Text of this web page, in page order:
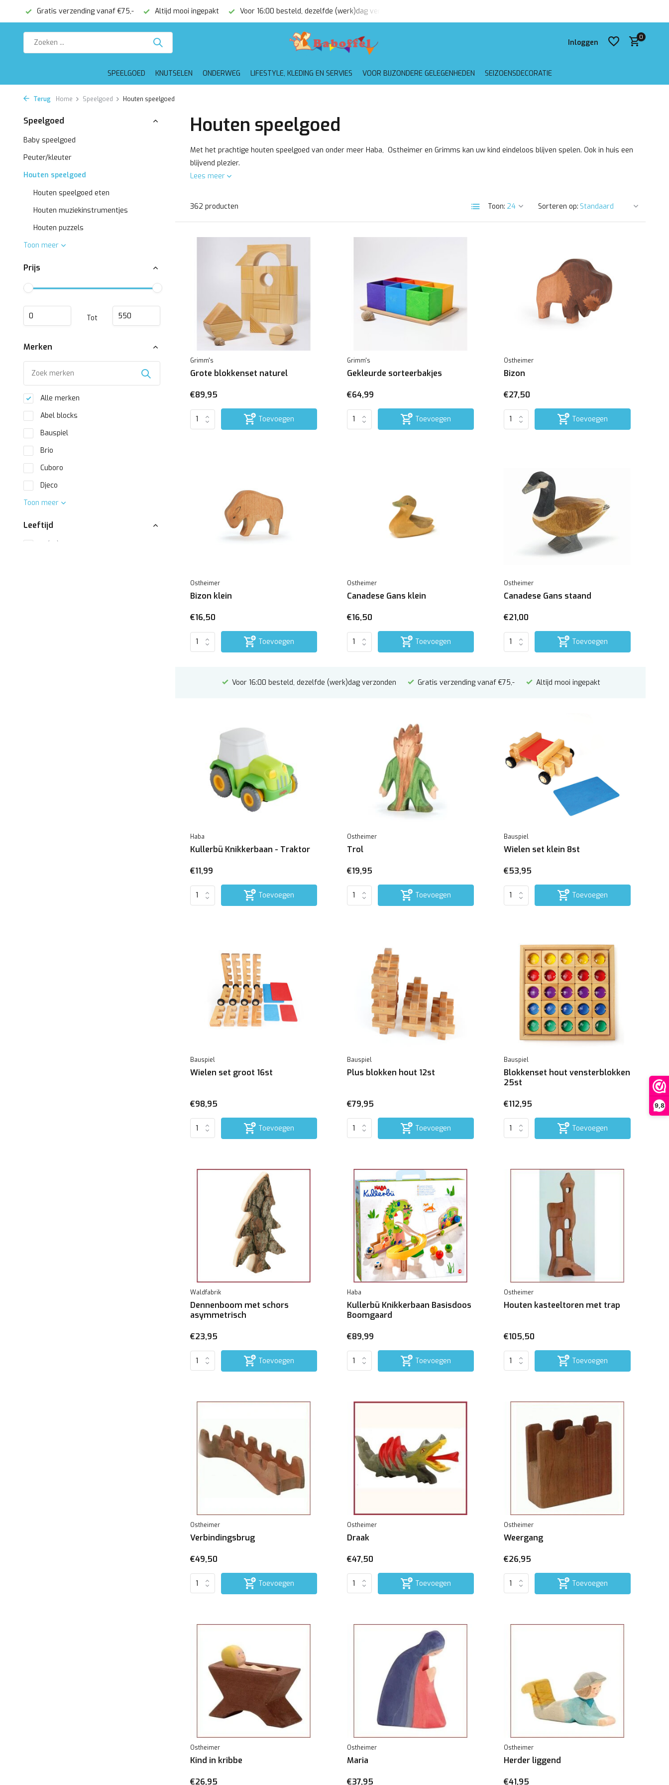
9,8
Altijd mooi ingepakt Voor 16:00 besteld, dezelfde (werk)dag verzonden Gratis verzending vanaf €75,-
Inloggen
0
SPEELGOED KNUTSELEN ONDERWEG LIFESTYLE, KLEDING EN SERVIES VOOR BIJZONDERE GELEGENHEDEN SEIZOENSDECORATIE
Terug Home Speelgoed Houten speelgoed
Speelgoed
Baby speelgoed
Peuter/kleuter
Houten speelgoed
Houten speelgoed eten
Houten muziekinstrumentjes
Houten puzzels
Toon meer
Prijs
Tot
Merken
Alle merken
Abel blocks
Bauspiel
Brio
Cuboro
Djeco
Toon meer
Leeftijd
(12)
Houten speelgoed
Met het prachtige houten speelgoed van onder meer Haba, Ostheimer en Grimms kan uw kind eindeloos blijven spelen. Ook in huis een
blijvend plezier.
Lees meer
362 producten Toon: Sorteren op:
Grimm's
Grote blokkenset naturel
€89,95
Toevoegen
Grimm's
Gekleurde sorteerbakjes
€64,99
Toevoegen
Ostheimer
Bizon
€27,50
Toevoegen
Ostheimer
Bizon klein
€16,50
Toevoegen
Ostheimer
Canadese Gans klein
€16,50
Toevoegen
Ostheimer
Canadese Gans staand
€21,00
Toevoegen
Voor 16:00 besteld, dezelfde (werk)dag verzonden Gratis verzending vanaf €75,- Altijd mooi ingepakt
Haba
Kullerbü Knikkerbaan - Traktor
€11,99
Toevoegen
Ostheimer
Trol
€19,95
Toevoegen
Bauspiel
Wielen set klein 8st
€53,95
Toevoegen
Bauspiel
Wielen set groot 16st
€98,95
Toevoegen
Bauspiel
Plus blokken hout 12st
€79,95
Toevoegen
Bauspiel
Blokkenset hout vensterblokken
25st
€112,95
Toevoegen
Waldfabrik
Dennenboom met schors
asymmetrisch
€23,95
Toevoegen
Haba
Kullerbü Knikkerbaan Basisdoos
Boomgaard
€89,99
Toevoegen
Ostheimer
Houten kasteeltoren met trap
€105,50
Toevoegen
Ostheimer
Verbindingsbrug
€49,50
Toevoegen
Ostheimer
Draak
€47,50
Toevoegen
Ostheimer
Weergang
€26,95
Toevoegen
Ostheimer
Kind in kribbe
€26,95
Ostheimer
Maria
€37,95
Ostheimer
Herder liggend
€41,95